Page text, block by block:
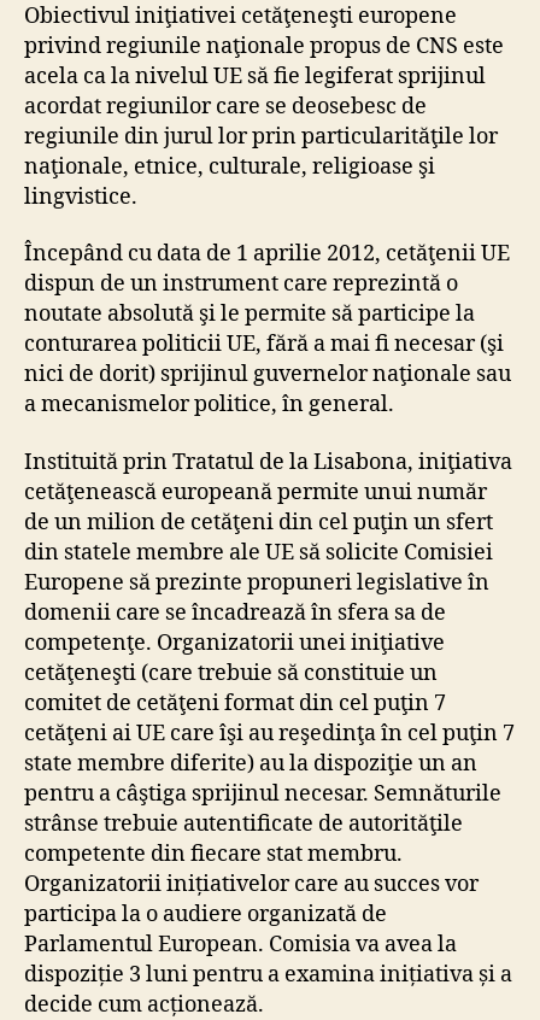
Obiectivul iniţiativei cetăţeneşti europene
privind regiunile naţionale propus de CNS este
acela ca la nivelul UE să fie legiferat sprijinul
acordat regiunilor care se deosebesc de
regiunile din jurul lor prin particularităţile lor
naţionale, etnice, culturale, religioase şi
lingvistice.
Începând cu data de 1 aprilie 2012, cetăţenii UE
dispun de un instrument care reprezintă o
noutate absolută şi le permite să participe la
conturarea politicii UE, fără a mai fi necesar (şi
nici de dorit) sprijinul guvernelor naţionale sau
a mecanismelor politice, în general.
Instituită prin Tratatul de la Lisabona, iniţiativa
cetăţenească europeană permite unui număr
de un milion de cetăţeni din cel puţin un sfert
din statele membre ale UE să solicite Comisiei
Europene să prezinte propuneri legislative în
domenii care se încadrează în sfera sa de
competenţe. Organizatorii unei iniţiative
cetăţeneşti (care trebuie să constituie un
comitet de cetăţeni format din cel puţin 7
cetăţeni ai UE care îşi au reşedinţa în cel puţin 7
state membre diferite) au la dispoziţie un an
pentru a câştiga sprijinul necesar. Semnăturile
strânse trebuie autentificate de autorităţile
competente din fiecare stat membru.
Organizatorii inițiativelor care au succes vor
participa la o audiere organizată de
Parlamentul European. Comisia va avea la
dispoziție 3 luni pentru a examina inițiativa și a
decide cum acționează.